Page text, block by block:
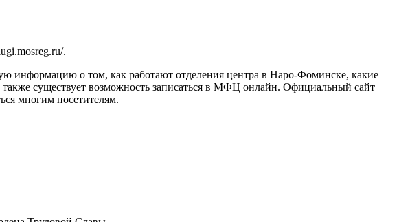
.
информацию о том, как работают отделения центра в Наро-Фоминске, какие
существует возможность записаться в МФЦ онлайн. Официальный сайт
многим посетителям.